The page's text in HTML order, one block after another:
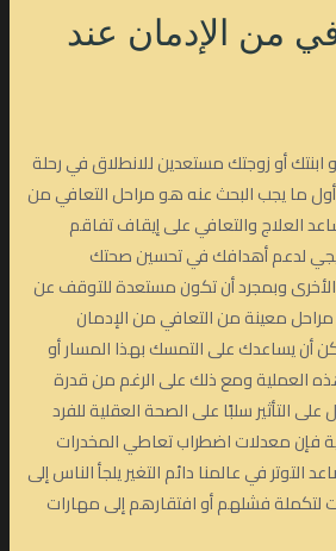
من الإدمان عند
ابنتك أو زوجتك مستعدين للانطلاق في رحلة
أول ما يجب البحث عنه هو مراحل التعافي من
العلاج والتعافي على إيقاف تفاقم
لدعم أهدافك في تحسين صحتك
وبمجرد أن تكون مستعدة للتوقف عن
معينة من التعافي من الإدمان
أن يساعدك على التمسك بهذا المسار أو
العملية ومع ذلك على الرغم من قدرة
التأثير سلبًا على الصحة العقلية للفرد
فإن معدلات اضطراب تعاطي المخدرات
التوتر في عالمنا دائم التغير يلجأ الناس إلى
لتكملة فشلهم أو افتقارهم إلى مهارات